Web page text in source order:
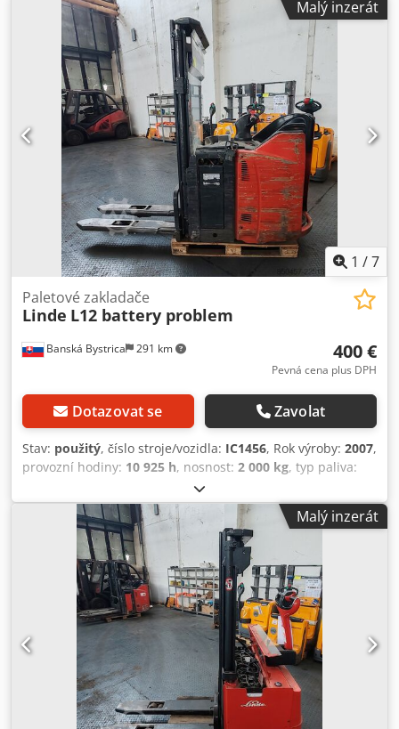
závady: T380, T390, L400, L410. Dsdpfx Asztid Ascaekr
Nepoužívat zvedací zařízení, vozidlem nejezdit, baterie je
vadná.
Malý inzerát
1 /7
Banská Bystrica 291 km
Paletové zakladače
Linde L12 battery problem
400 €
Pevná cena plus DPH
Dotazovat se Zavolat
Stav: použitý, číslo stroje/vozidla: IC1456, Rok výroby: 2007,
provozní hodiny: 10 925 h, nosnost: 2 000 kg, typ paliva:
simplex
Acaskr Sériové číslo: W4x133U00993
Malý inzerát